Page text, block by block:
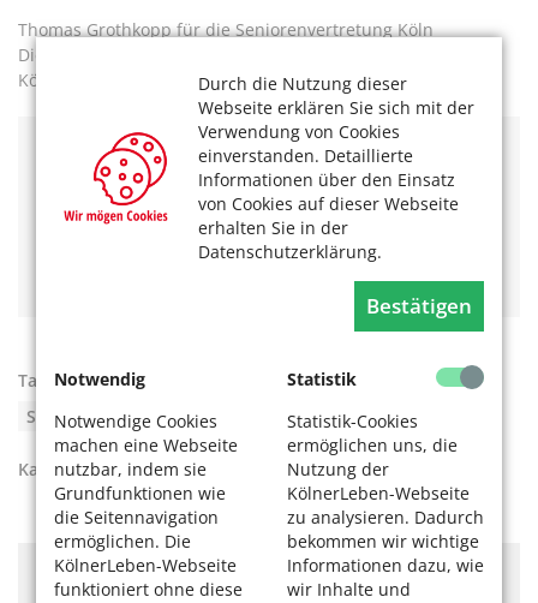
Durch die Nutzung dieser
Webseite erklären Sie sich mit der
Verwendung von Cookies
einverstanden. Detaillierte
Informationen über den Einsatz
von Cookies auf dieser Webseite
erhalten Sie in der
Datenschutzerklärung.
Bestätigen
Notwendig
Notwendige Cookies
machen eine Webseite
nutzbar, indem sie
Grundfunktionen wie
die Seitennavigation
ermöglichen. Die
KölnerLeben-Webseite
funktioniert ohne diese
Statistik
Statistik-Cookies
ermöglichen uns, die
Nutzung der
KölnerLeben-Webseite
zu analysieren. Dadurch
bekommen wir wichtige
Informationen dazu, wie
wir Inhalte und
Thomas Grothkopp für die Seniorenvertretung Köln
Dieser Beitrag wird von der Seniorenvertretung der Stadt
Köln verantwortet.
Alle Adressen der Seniorenvertretungen in den
Bezirken finden Siehier.
Wichtige Adressen für Senioren in Köln wie
Seniorenberatungfinden Sie unter
Tags: Finanzkürzungen Seniorenvertretung
Stellenkürzungen
Kategorien: Soziales , Seniorenvertretung
Hier könnte Werbung stehen, mit der wir uns
finanzieren. Bitte akzeptieren Sie dieCookie-Meldung